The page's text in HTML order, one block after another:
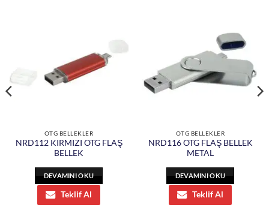
OTG BELLEKLER
NRD112 KIRMIZI OTG FLAŞ
BELLEK
DEVAMINI OKU
Teklif Al
OTG BELLEKLER
NRD116 OTG FLAŞ BELLEK
METAL
DEVAMINI OKU
Teklif Al